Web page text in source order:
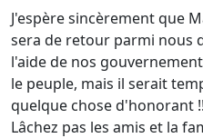
J'espère sincèrement que
sera de retour parmi nous
l'aide de nos
le peuple, mais il serait
quelque chose d'honorant
Lâchez pas les amis et la